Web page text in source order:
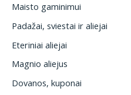
Maisto gaminimui
Padažai, sviestai ir aliejai
Eteriniai aliejai
Magnio aliejus
Dovanos, kuponai